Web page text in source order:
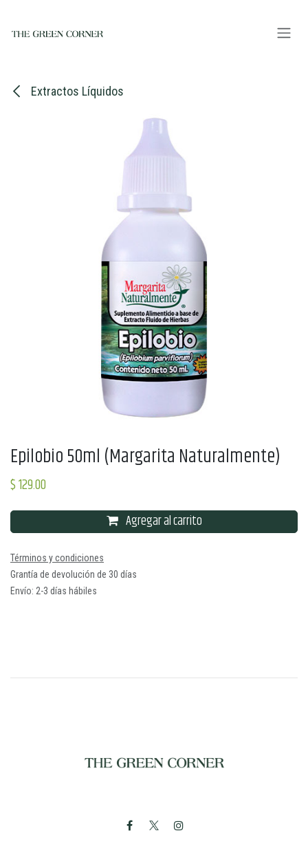
Extractos Líquidos
Epilobio 50ml (Margarita Naturalmente)
$129.00
Agregar al carrito
Términos y condiciones
Grantía de devolución de 30 días
Envío: 2-3 días hábiles